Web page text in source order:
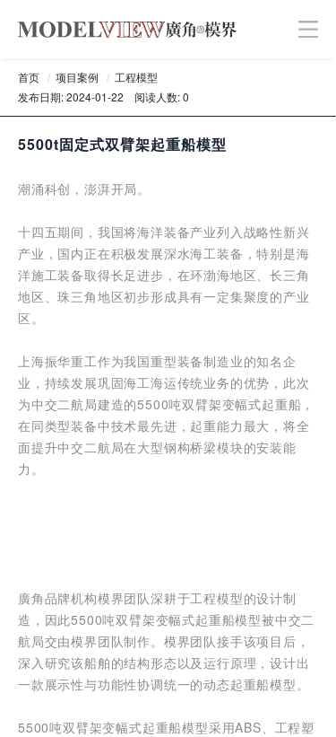
首页 / 项目案例 / 工程模型
发布日期: 2024-01-22
阅读人数: 0
5500t固定式双臂架起重船模型
潮涌科创，澎湃开局。
十四五期间，我国将海洋装备产业列入战略性新兴
产业，国内正在积极发展深水海工装备，特别是海
洋施工装备取得长足进步，在环渤海地区、长三角
地区、珠三角地区初步形成具有一定集聚度的产业
区。
上海振华重工作为我国重型装备制造业的知名企
业，持续发展巩固海工海运传统业务的优势，此次
为中交二航局建造的5500吨双臂架变幅式起重船，
在同类型装备中技术最先进，起重能力最大，将全
面提升中交二航局在大型钢构桥梁模块的安装能
力。
廣角品牌机构模界团队深耕于工程模型的设计制
造，因此5500吨双臂架变幅式起重船模型被中交二
航局交由模界团队制作。模界团队接手该项目后，
深入研究该船舶的结构形态以及运行原理，设计出
一款展示性与功能性协调统一的动态起重船模型。
5500吨双臂架变幅式起重船模型采用ABS、工程塑